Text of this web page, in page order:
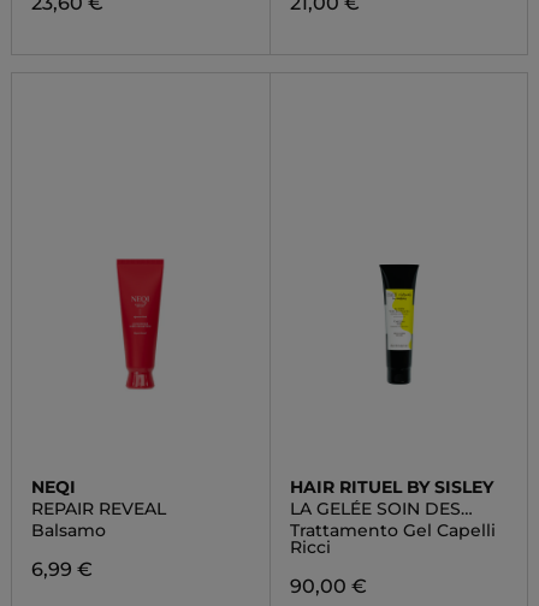
NEQI
REPAIR REVEAL
Balsamo
6,99 €
HAIR RITUEL BY SISLEY
LA GELÉE SOIN DES
BOUCLES
Trattamento Gel Capelli
Ricci
90,00 €